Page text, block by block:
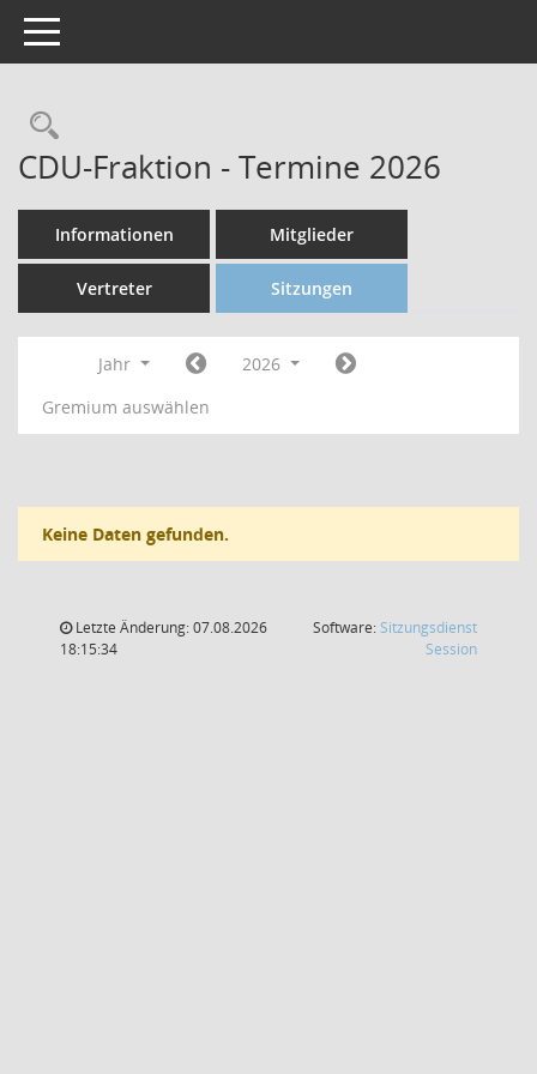
Toggle navigation
CDU-Fraktion - Termine 2026
Informationen Mitglieder
Vertreter Sitzungen
Jahr
2026
Gremium auswählen
Keine Daten gefunden.
Letzte Änderung: 07.08.2026
18:15:34
Software: Sitzungsdienst
Session(Wird in